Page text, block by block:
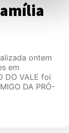
ontem
em
DO VALE foi
DA PRÓ-